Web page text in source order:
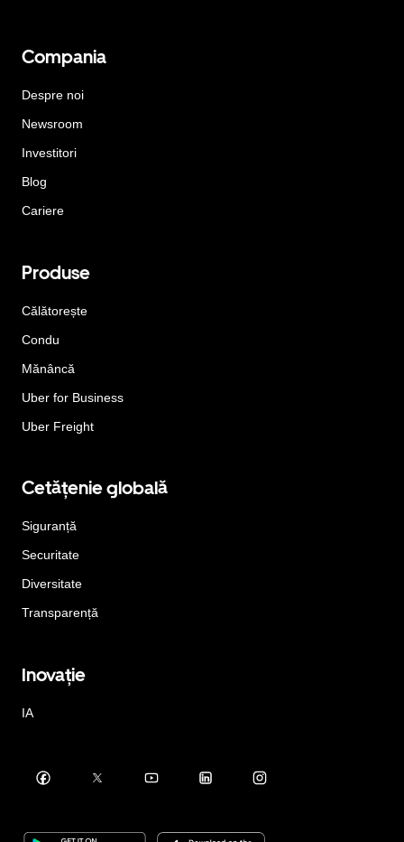
Compania
Despre noi
Newsroom
Investitori
Blog
Cariere
Produse
Călătorește
Condu
Mănâncă
Uber for Business
Uber Freight
Cetățenie globală
Siguranță
Securitate
Diversitate
Transparență
Inovație
IA